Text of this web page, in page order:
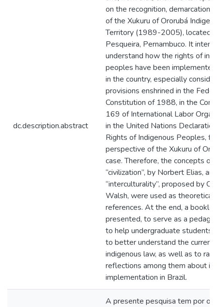
dc.description.abstract
on the recognition, demarcation,
of the Xukuru of Ororubá
Territory (1989-2005), located
Pesqueira, Pernambuco. It
understand how the rights of
peoples have been
in the country, especially
provisions enshrined in the
Constitution of 1988, in the
169 of International Labor
in the United Nations
Rights of Indigenous Peoples,
perspective of the Xukuru of
case. Therefore, the concepts of
“civilization”, by Norbert Elias, and
“interculturality”, proposed by
Walsh, were used as theoretical
references. At the end, a
presented, to serve as a
to help undergraduate students
to better understand the current
indigenous law, as well as to
reflections among them about its
implementation in Brazil.
A presente pesquisa tem por